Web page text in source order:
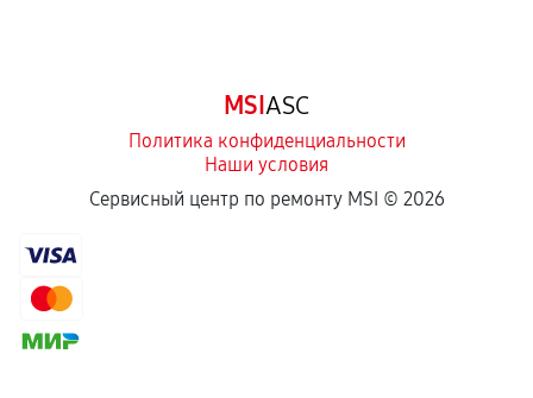
MSIASC
Политика конфиденциальности
Наши условия
Сервисный центр по ремонту MSI © 2026